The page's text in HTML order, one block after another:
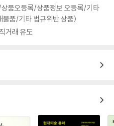
모더니즘으로 분류하는 것은 더욱
하게 혼합하거나 역설적 방법으로
화와 조각이 포스트모더니즘으로
가치 있는 공식이 있다면 ????
한??것보다는 절충된 것,??명료
버트 라우센버그의 작품, 줄리앙 슈
맨골드의 작품에는 이 공식이 적
품오등록/상품정보 오등록/기타
품/기타 법규위반 상품)
거래 유도